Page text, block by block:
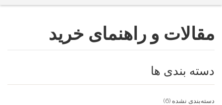
فروشگاه
میز و صندلی خانگی
تماس با ما
مقالات و راهنمای خرید
دسته بندی ها
دسته‌بندی نشده (6)